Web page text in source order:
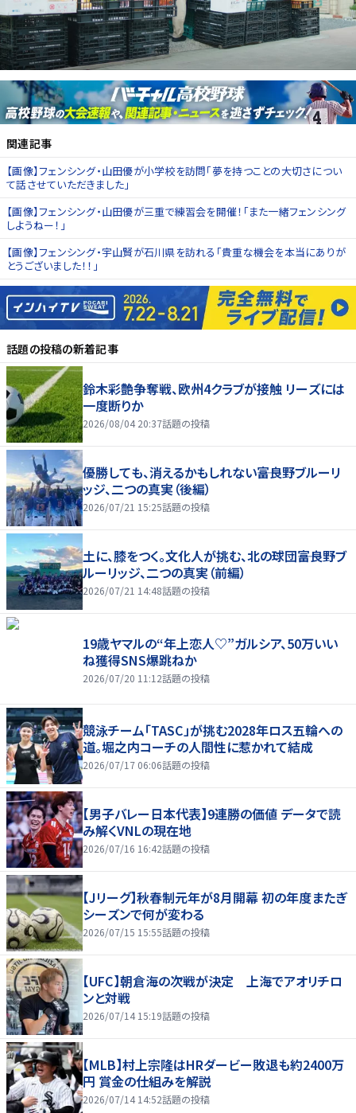
関連記事
【画像】フェンシング・山田優が小学校を訪問「夢を持つことの大切さについ
て話させていただきました」
【画像】フェンシング・山田優が三重で練習会を開催！「また一緒フェンシング
しようねー！」
【画像】フェンシング・宇山賢が石川県を訪れる「貴重な機会を本当にありが
とうございました！！」
話題の投稿の新着記事
鈴木彩艶争奪戦、欧州4クラブが接触 リーズには
一度断りか
2026/08/04 20:37話題の投稿
優勝しても、消えるかもしれない――富良野ブルーリ
ッジ、二つの真実（後編）
2026/07/21 15:25話題の投稿
土に、膝をつく。文化人が挑む、北の球団――富良野ブ
ルーリッジ、二つの真実（前編）
2026/07/21 14:48話題の投稿
19歳ヤマルの“年上恋人♡”ガルシア、50万いい
ね獲得SNS爆跳ねか
2026/07/20 11:12話題の投稿
競泳チーム「TASC」が挑む2028年ロス五輪への
道。堀之内コーチの人間性に惹かれて結成
2026/07/17 06:06話題の投稿
【男子バレー日本代表】9連勝の価値 データで読
み解くVNLの現在地
2026/07/16 16:42話題の投稿
【Jリーグ】秋春制元年が8月開幕 初の年度またぎ
シーズンで何が変わる
2026/07/15 15:55話題の投稿
【UFC】朝倉海の次戦が決定 上海でアオリチロ
ンと対戦
2026/07/14 15:19話題の投稿
【MLB】村上宗隆はHRダービー敗退も約2400万
円 賞金の仕組みを解説
2026/07/14 14:52話題の投稿